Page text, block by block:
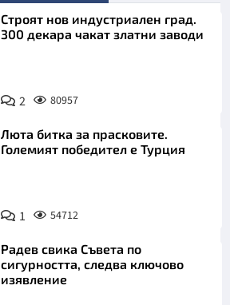
Строят нов индустриален град.
300 декара чакат златни заводи
2 80957
Люта битка за прасковите.
Големият победител е Турция
1 54712
Радев свика Съвета по
сигурността, следва ключово
изявление